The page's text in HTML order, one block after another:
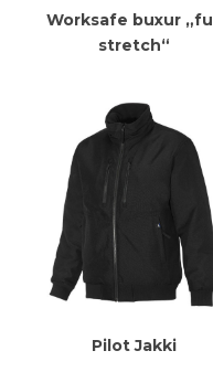
Meiri Upplýsingar
Worksafe buxur „full
stretch“
Meiri Upplýsingar
Pilot Jakki